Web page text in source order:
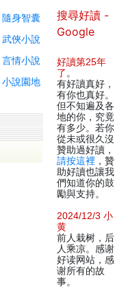
隨身智囊
武俠小說
言情小說
小說園地
搜尋好讀 -
Google
好讀第25年
了 。
有好讀真好，
有你也真好。
但不知遍及各
地的你，究竟
有多少。若你
從未或很久沒
贊助過好讀，
請按這裡 ，贊
助好讀也讓我
們知道你的鼓
勵與支持。
2024/12/3 小
黄
前人栽树，后
人乘凉。感谢
好读网站，感
谢所有的故
事。